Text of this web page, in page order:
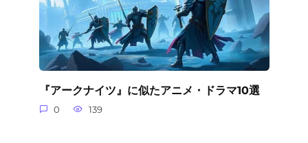
『アークナイツ』に似たアニメ・ドラマ10選
0 139